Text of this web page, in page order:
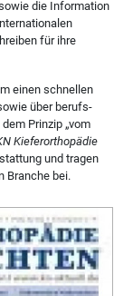
die Information
für ihre
einen schnellen
über berufs-
Prinzip „vom
Kieferorthopädie
und tragen
Branche bei.